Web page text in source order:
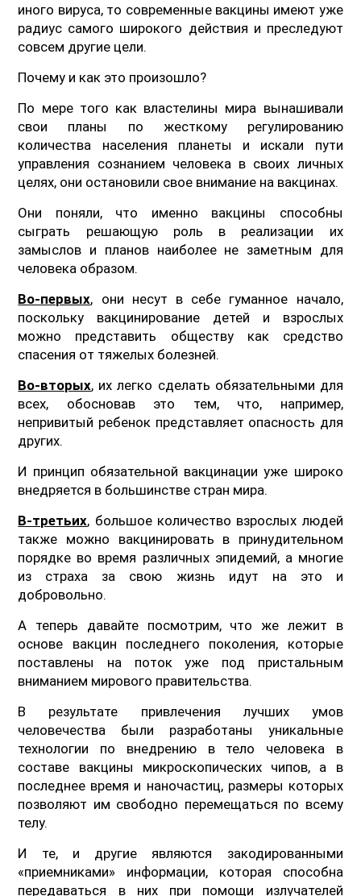
иного вируса, то современные вакцины имеют уже
радиус самого широкого действия и преследуют
совсем другие цели.
Почему и как это произошло?
По мере того как властелины мира вынашивали
свои планы по жесткому регулированию
количества населения планеты и искали пути
управления сознанием человека в своих личных
целях, они остановили свое внимание на вакцинах.
Они поняли, что именно вакцины способны
сыграть решающую роль в реализации их
замыслов и планов наиболее не заметным для
человека образом.
Во-первых, они несут в себе гуманное начало,
поскольку вакцинирование детей и взрослых
можно представить обществу как средство
спасения от тяжелых болезней.
Во-вторых, их легко сделать обязательными для
всех, обосновав это тем, что, например,
непривитый ребенок представляет опасность для
других.
И принцип обязательной вакцинации уже широко
внедряется в большинстве стран мира.
В-третьих, большое количество взрослых людей
также можно вакцинировать в принудительном
порядке во время различных эпидемий, а многие
из страха за свою жизнь идут на это и
добровольно.
А теперь давайте посмотрим, что же лежит в
основе вакцин последнего поколения, которые
поставлены на поток уже под пристальным
вниманием мирового правительства.
В результате привлечения лучших умов
человечества были разработаны уникальные
технологии по внедрению в тело человека в
составе вакцины микроскопических чипов, а в
последнее время и наночастиц, размеры которых
позволяют им свободно перемещаться по всему
телу.
И те, и другие являются закодированными
«приемниками» информации, которая способна
передаваться в них при помощи излучателей